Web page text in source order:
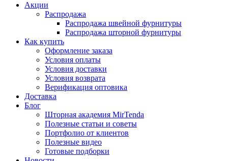
Акции
Распродажа
Распродажа швейной фурнитуры
Распродажа шторной фурнитуры
Как купить
Оформление заказа
Условия оплаты
Условия доставки
Условия возврата
Верификация оптовика
Доставка
Блог
Шторная академия MirTenda
Полезные статьи и советы
Портфолио от клиентов
Полезные видео
Готовые подборки